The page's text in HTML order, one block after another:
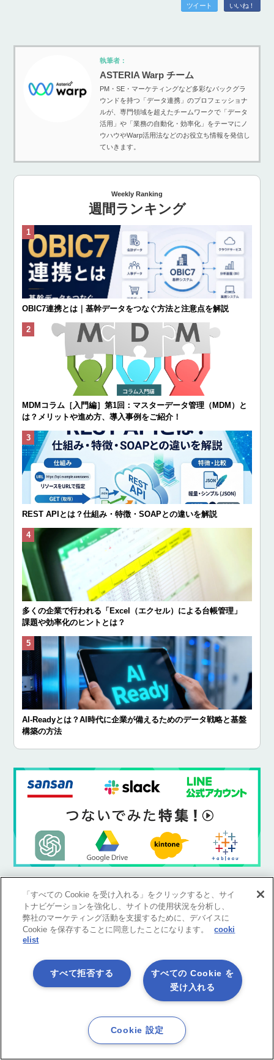
ツイート いいね！
執筆者：
ASTERIA Warp チーム
PM・SE・マーケティングなど多彩なバックグラ
ウンドを持つ「データ連携」のプロフェッショナ
ルが、専門領域を超えたチームワークで「データ
活用」や「業務の自動化・効率化」をテーマにノ
ウハウやWarp活用法などのお役立ち情報を発信し
ていきます。
Weekly Ranking
週間ランキング
OBIC7連携とは｜基幹データをつなぐ方法と注意点を解説
MDMコラム［入門編］第1回：マスターデータ管理（MDM）と
は？メリットや進め方、導入事例をご紹介！
REST APIとは？仕組み・特徴・SOAPとの違いを解説
多くの企業で行われる「Excel（エクセル）による台帳管理」
課題や効率化のヒントとは？
AI-Readyとは？AI時代に企業が備えるためのデータ戦略と基盤
構築の方法
Glossary
用語集
Blog Category
ブログカテゴリ
「すべての Cookie を受け入れる」をクリックすると、サイ
トナビゲーションを強化し、サイトの使用状況を分析し、
弊社のマーケティング活動を支援するために、デバイスに
Cookie を保存することに同意したことになります。
cooki
elist
すべての Cookie を
受け入れる
すべて拒否する
Cookie 設定